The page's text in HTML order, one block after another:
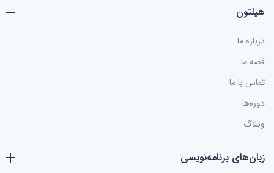
هیلتون
درباره ما
قصه ما
تماس با ما
دوره‌ها
وبلاگ
زبان‌های برنامه‌نویسی